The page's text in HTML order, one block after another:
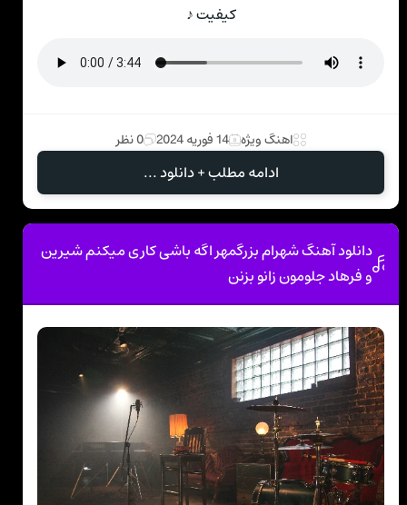
کیفیت ♪
اهنگ ویژه 14 فوریه 2024 0 نظر
ادامه مطلب + دانلود ...
دانلود آهنگ شهرام بزرگمهر اگه باشی کاری میکنم شیرین
و فرهاد جلومون زانو بزنن